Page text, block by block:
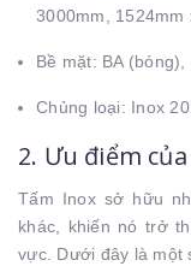
3000mm, 1524mm
Bề mặt: BA
Chủng loại: Inox
2. Ưu điểm
Tấm Inox sở hữu
khác, khiến nó trở
vực. Dưới đây là một